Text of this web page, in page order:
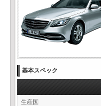
基本スペック
生産国